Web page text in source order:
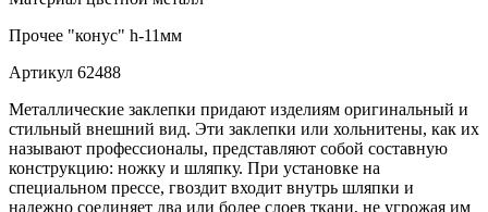
Прочее "конус" h-11мм
Артикул 62488
Металлические заклепки придают изделиям оригинальный и
стильный внешний вид. Эти заклепки или хольнитены, как их
называют профессионалы, представляют собой составную
конструкцию: ножку и шляпку. При установке на
специальном прессе, гвоздит входит внутрь шляпки и
надежно соединяет два или более слоев ткани, не угрожая им